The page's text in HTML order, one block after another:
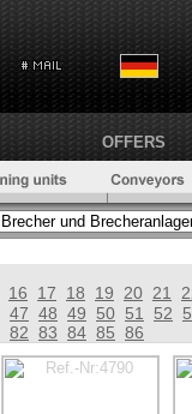
OFFERS
16 17 18 19 20 21
47 48 49 50 51 52
82 83 84 85 86